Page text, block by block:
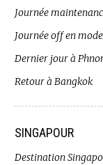
Journée
Journée off en
Dernier jour à
Retour à Bangkok
SINGAPOUR
Destination